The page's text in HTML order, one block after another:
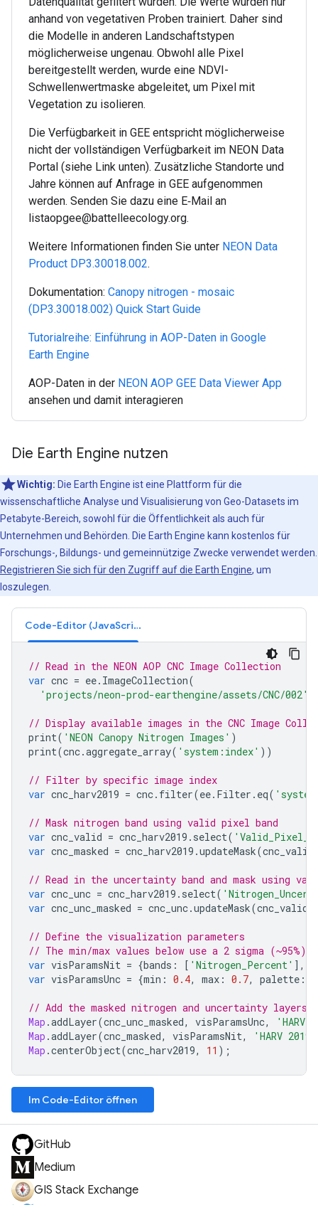
anhand von vegetativen Proben trainiert. Daher sind
die Modelle in anderen Landschaftstypen
möglicherweise ungenau. Obwohl alle Pixel
bereitgestellt werden, wurde eine NDVI-
Schwellenwertmaske abgeleitet, um Pixel mit
Vegetation zu isolieren.
Die Verfügbarkeit in GEE entspricht möglicherweise
nicht der vollständigen Verfügbarkeit im NEON Data
Portal (siehe Link unten). Zusätzliche Standorte und
Jahre können auf Anfrage in GEE aufgenommen
werden. Senden Sie dazu eine E‑Mail an
listaopgee@battelleecology.org.
Weitere Informationen finden Sie unter NEON Data
Product DP3.30018.002.
Dokumentation: Canopy nitrogen - mosaic
(DP3.30018.002) Quick Start Guide
Tutorialreihe: Einführung in AOP-Daten in Google
Earth Engine
AOP-Daten in der NEON AOP GEE Data Viewer App
ansehen und damit interagieren
Die Earth Engine nutzen
Wichtig: Die Earth Engine ist eine Plattform für die
wissenschaftliche Analyse und Visualisierung von Geo-Datasets im
Petabyte-Bereich, sowohl für die Öffentlichkeit als auch für
Unternehmen und Behörden. Die Earth Engine kann kostenlos für
Forschungs-, Bildungs- und gemeinnützige Zwecke verwendet werden.
Registrieren Sie sich für den Zugriff auf die Earth Engine, um
loszulegen.
Code-Editor (JavaScript)
// Read in the NEON AOP CNC Image Collection
var cnc = ee. ImageCollection(
'projects/neon-prod-earthengine/assets/CNC/002'
// Display available images in the CNC Image
print( 'NEON Canopy Nitrogen Images' )
print(cnc.aggregate_array( 'system:index' ))
// Filter by specific image index
var cnc_harv2019 = cnc. filter(ee. Filter . eq(
// Mask nitrogen band using valid pixel band
var cnc_valid = cnc_harv2019 . select(
var cnc_masked = cnc_harv2019 .updateMask(cnc_valid
// Read in the uncertainty band and mask using
var cnc_unc = cnc_harv2019 . select(
var cnc_unc_masked = cnc_unc.updateMask(cnc_valid
// Define the visualization parameters
// The min/max values below use a 2 sigma (~95%)
var visParamsNit = {bands : [ 'Nitrogen_Percent' ],
var visParamsUnc = {min : 0.4, max : 0.7, palette :
// Add the masked nitrogen and uncertainty layers
Map .addLayer(cnc_unc_masked, visParamsUnc,
'HARV
Map .addLayer(cnc_masked, visParamsNit,
'HARV
Map .centerObject(cnc_harv2019, 11 );
Im Code-Editor öffnen
GitHub
Medium
GIS Stack Exchange